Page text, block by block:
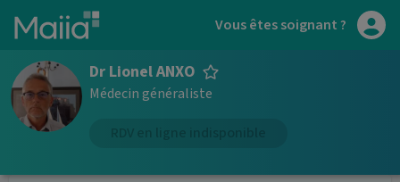
Aller au contenu principal Vous êtes soignant ?
Dr Lionel ANXO
Médecin généraliste